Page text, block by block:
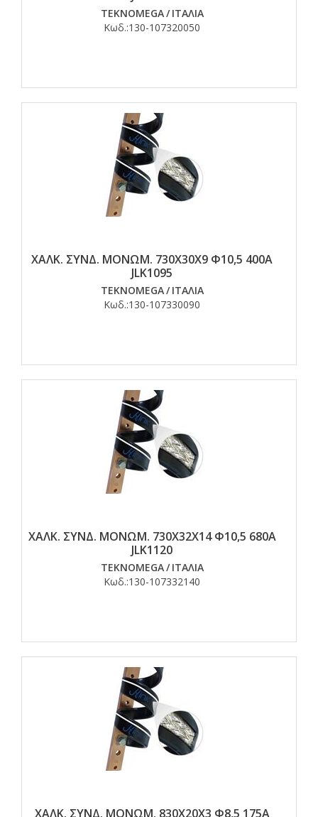
TEKNOMEGA/ ΙΤΑΛΙΑ
Κωδ.:130-107320050
ΧΑΛΚ. ΣΥΝΔ. ΜΟΝΩΜ. 730Χ30Χ9 Φ10,5 400Α
JLK1095
TEKNOMEGA/ ΙΤΑΛΙΑ
Κωδ.:130-107330090
ΧΑΛΚ. ΣΥΝΔ. ΜΟΝΩΜ. 730Χ32Χ14 Φ10,5 680Α
JLK1120
TEKNOMEGA/ ΙΤΑΛΙΑ
Κωδ.:130-107332140
ΧΑΛΚ. ΣΥΝΔ. ΜΟΝΩΜ. 830Χ20Χ3 Φ8,5 175Α